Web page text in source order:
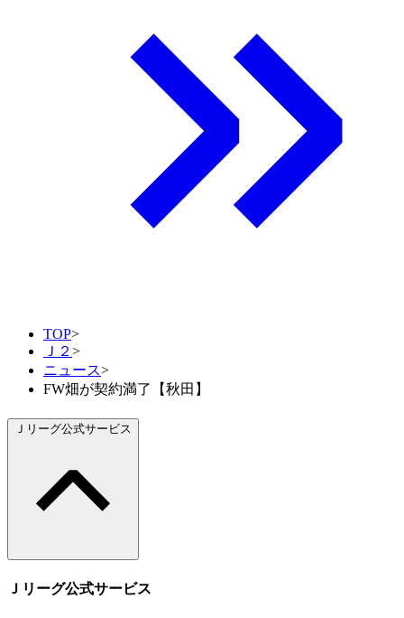
TOP>
Ｊ２ >
ニュース>
FW畑が契約満了【秋田】
Ｊリーグ公式サービス
Ｊリーグ公式サービス